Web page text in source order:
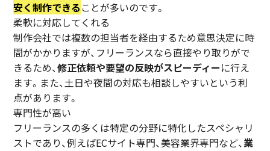
安く制作できる ことが多いのです。
柔軟に対応してくれる
制作会社では複数の担当者を経由するため意思決定に時
間がかかりますが、フリーランスなら直接やり取りがで
きるため、修正依頼や要望の反映がスピーディーに行え
ます。また、土日や夜間の対応も相談しやすいという利
点があります。
専門性が高い
フリーランスの多くは特定の分野に特化したスペシャリ
ストであり、例えばECサイト専門、美容業界専門など、業